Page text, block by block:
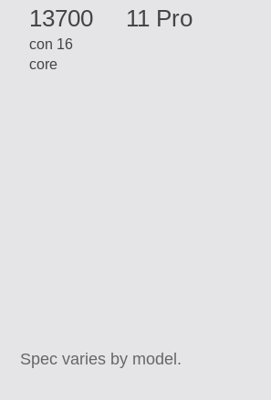
13700
con 16
core
11 Pro
Spec varies by model.